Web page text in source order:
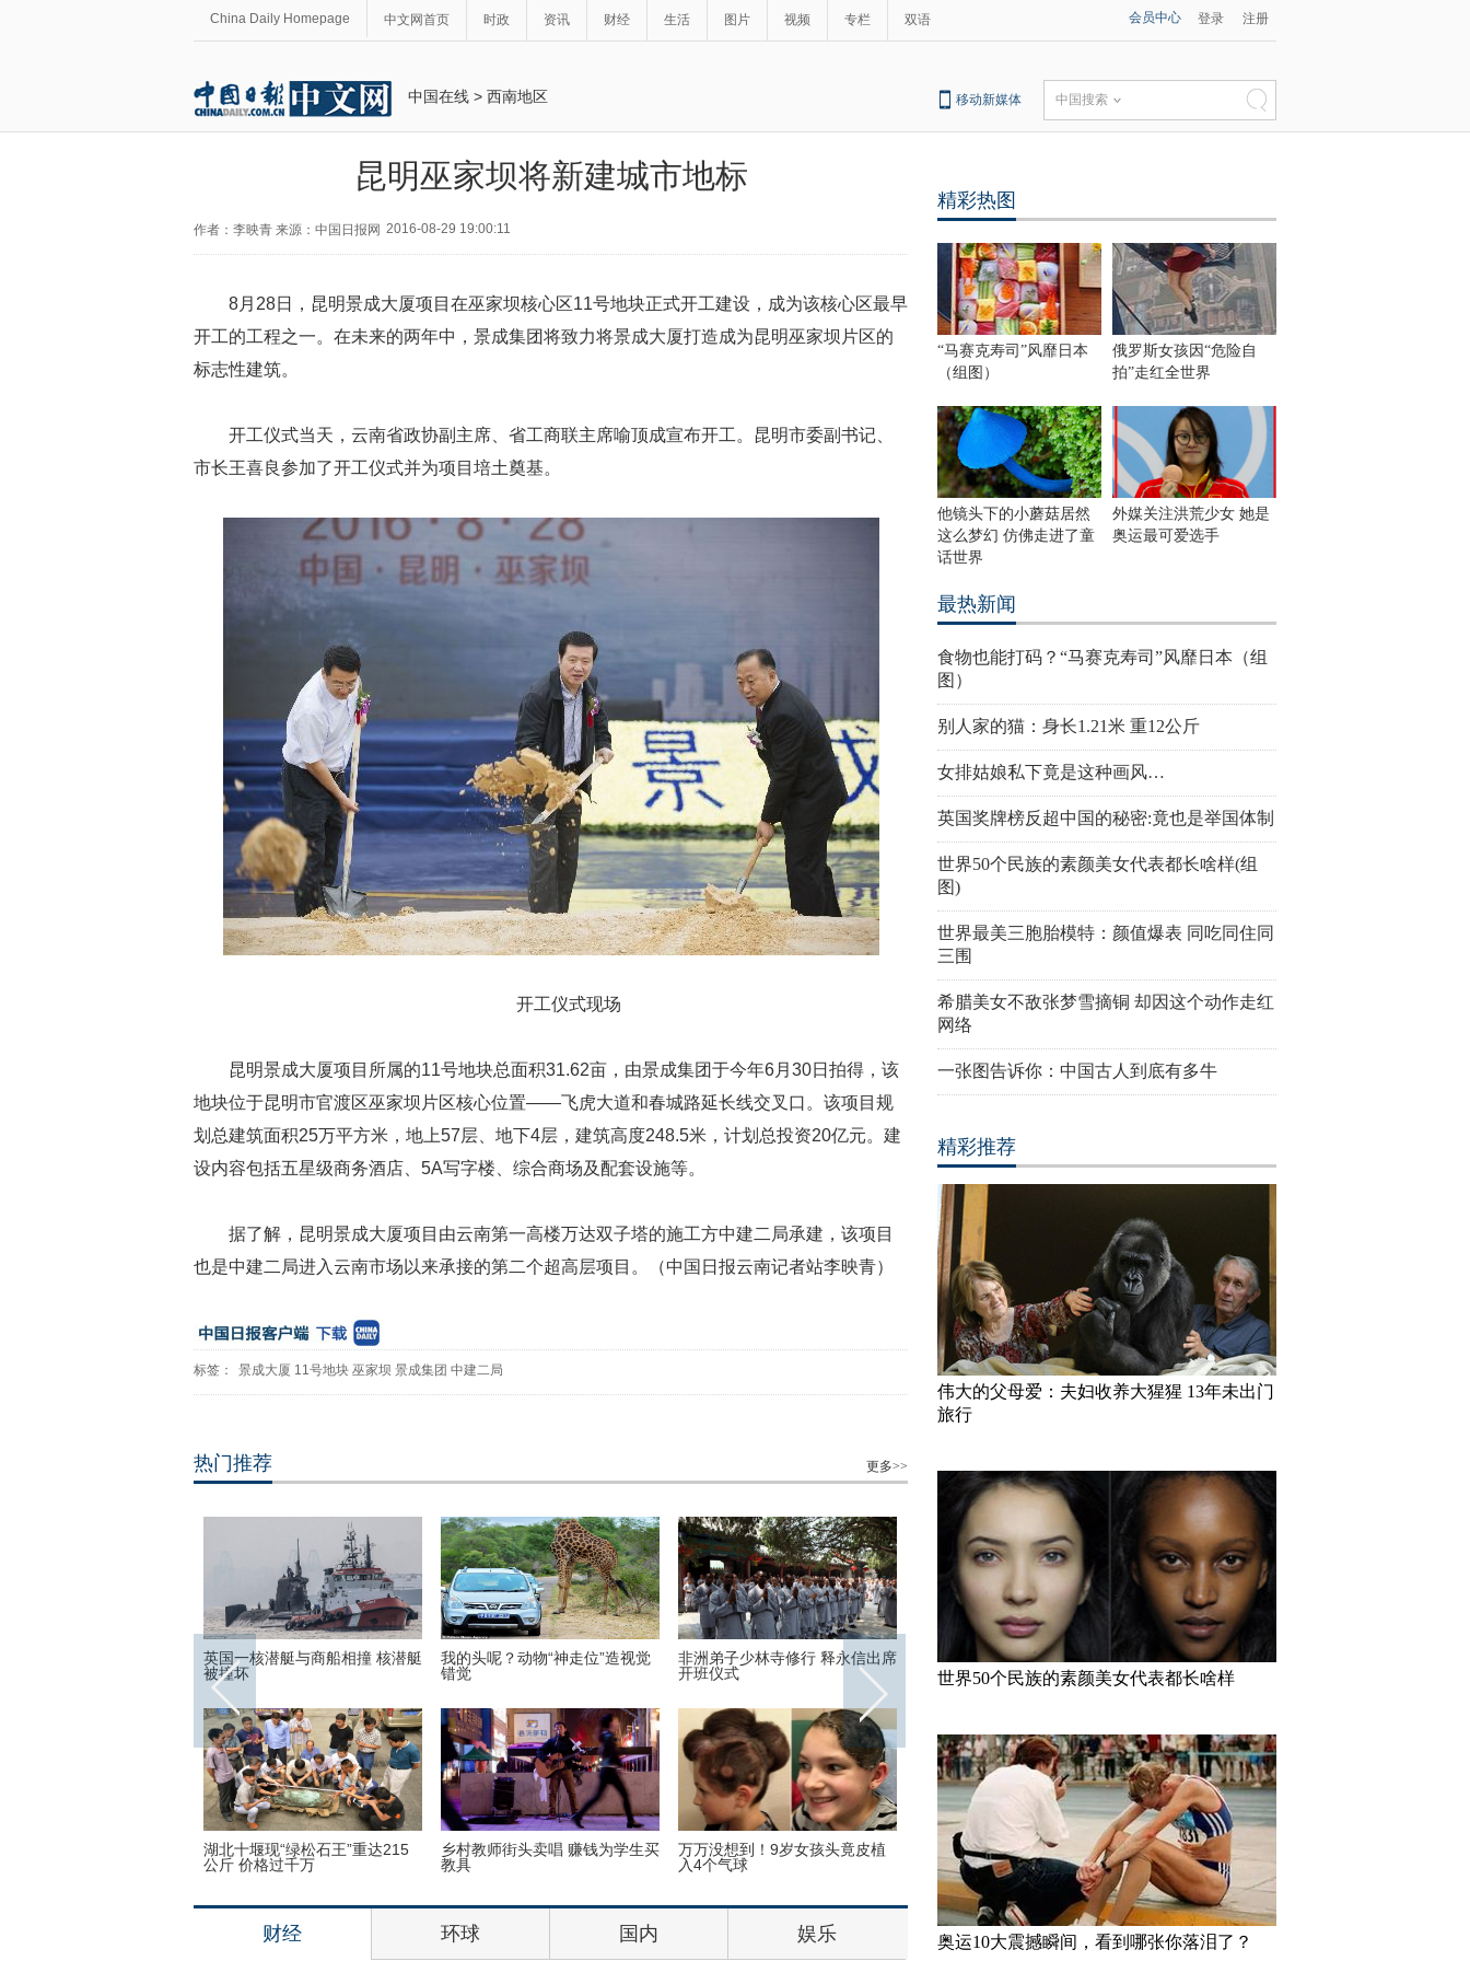
China Daily Homepage 中文网首页 时政 资讯 财经 生活 图片 视频 专栏 双语 会员中心 登录 注册
中国在线 > 西南地区 移动新媒体 中国搜索
昆明巫家坝将新建城市地标
作者：李映青 来源：中国日报网 2016-08-29 19:00:11
8月28日，昆明景成大厦项目在巫家坝核心区11号地块正式开工建设，成为该核心区最早
开工的工程之一。在未来的两年中，景成集团将致力将景成大厦打造成为昆明巫家坝片区的
标志性建筑。
开工仪式当天，云南省政协副主席、省工商联主席喻顶成宣布开工。昆明市委副书记、
市长王喜良参加了开工仪式并为项目培土奠基。
开工仪式现场
昆明景成大厦项目所属的11号地块总面积31.62亩，由景成集团于今年6月30日拍得，该
地块位于昆明市官渡区巫家坝片区核心位置——飞虎大道和春城路延长线交叉口。该项目规
划总建筑面积25万平方米，地上57层、地下4层，建筑高度248.5米，计划总投资20亿元。建
设内容包括五星级商务酒店、5A写字楼、综合商场及配套设施等。
据了解，昆明景成大厦项目由云南第一高楼万达双子塔的施工方中建二局承建，该项目
也是中建二局进入云南市场以来承接的第二个超高层项目。（中国日报云南记者站李映青）
标签： 景成大厦 11号地块 巫家坝 景成集团 中建二局
热门推荐 更多>>
美国迈阿密一机场出现巨型UFO 高墙之内：探访泰国重刑犯监狱
“双头姐妹”共享一个身体 已大学
三万英尺高空下的地球 没想到竟
如此美丽
英国一核潜艇与商船相撞 核潜艇
被撞坏
我的头呢？动物“神走位”造视觉
错觉
非洲弟子少林寺修行 释永信出席
开班仪式
湖北十堰现“绿松石王”重达215
公斤 价格过千万
乡村教师街头卖唱 赚钱为学生买
教具
万万没想到！9岁女孩头竟皮植
入4个气球
财经 环球 国内 娱乐
精彩热图
“马赛克寿司”风靡日本
（组图）
俄罗斯女孩因“危险自
拍”走红全世界
他镜头下的小蘑菇居然
这么梦幻 仿佛走进了童
话世界
外媒关注洪荒少女 她是
奥运最可爱选手
最热新闻
食物也能打码？“马赛克寿司”风靡日本（组
图）
别人家的猫：身长1.21米 重12公斤
女排姑娘私下竟是这种画风…
英国奖牌榜反超中国的秘密:竟也是举国体制
世界50个民族的素颜美女代表都长啥样(组
图)
世界最美三胞胎模特：颜值爆表 同吃同住同
三围
希腊美女不敌张梦雪摘铜 却因这个动作走红
网络
一张图告诉你：中国古人到底有多牛
精彩推荐
伟大的父母爱：夫妇收养大猩猩 13年未出门
旅行
世界50个民族的素颜美女代表都长啥样
奥运10大震撼瞬间，看到哪张你落泪了？